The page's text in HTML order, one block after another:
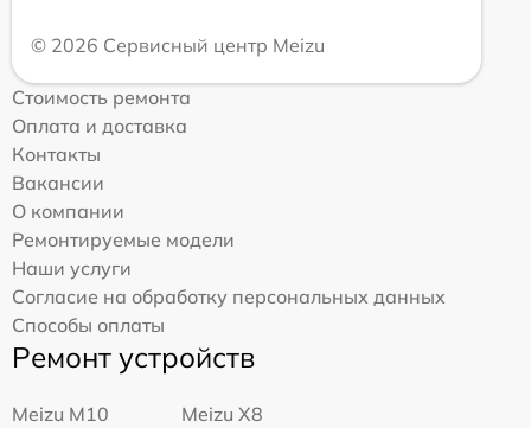
© 2026 Сервисный центр Meizu
Стоимость ремонта
Оплата и доставка
Контакты
Вакансии
О компании
Ремонтируемые модели
Наши услуги
Согласие на обработку персональных данных
Способы оплаты
Ремонт устройств
Meizu M10
Meizu X8